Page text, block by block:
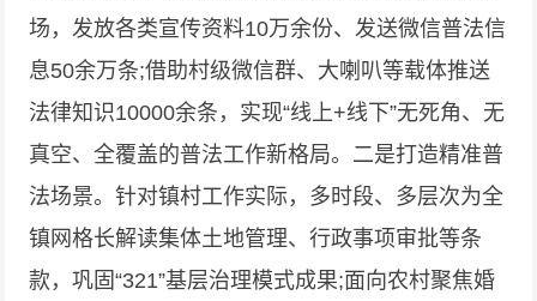
场，发放各类宣传资料10万余份、发送微信普法信
息50余万条;借助村级微信群、大喇叭等载体推送
法律知识10000余条，实现“线上+线下”无死角、无
真空、全覆盖的普法工作新格局。二是打造精准普
法场景。针对镇村工作实际，多时段、多层次为全
镇网格长解读集体土地管理、行政事项审批等条
款，巩固“321”基层治理模式成果;面向农村聚焦婚